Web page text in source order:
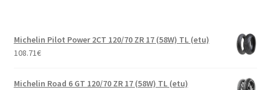
Michelin Pilot Power 2CT 120/70 ZR 17 (58W) TL (etu)
108.71€
Michelin Road 6 GT 120/70 ZR 17 (58W) TL (etu)